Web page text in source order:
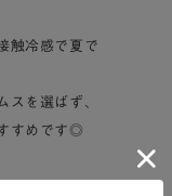
触冷感で夏で
スを選ばず、
すめです◎